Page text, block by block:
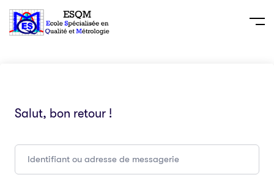
Salut, bon retour !